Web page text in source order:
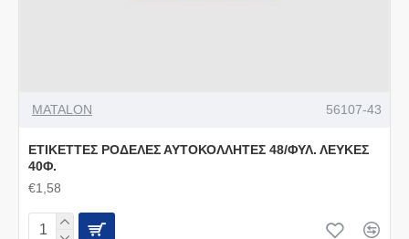
MATALON 56107-43
ΕΤΙΚΕΤΤΕΣ ΡΟΔΕΛΕΣ ΑΥΤΟΚΟΛΛΗΤΕΣ 48/ΦΥΛ. ΛΕΥΚΕΣ
40Φ.
€1,58